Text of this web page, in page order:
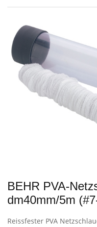
BEHR PVA-
dm40mm/5m
Reissfester PVA